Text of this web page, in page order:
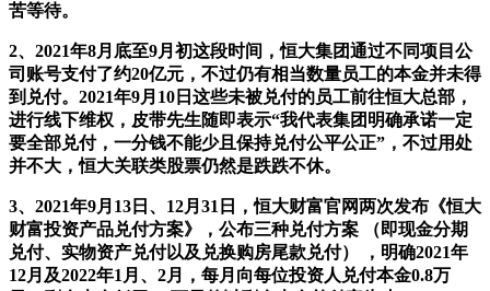
苦等待。
2、2021年8月底至9月初这段时间，恒大集团通过不同项目公
司账号支付了约20亿元，不过仍有相当数量员工的本金并未得
到兑付。2021年9月10日这些未被兑付的员工前往恒大总部，
进行线下维权，皮带先生随即表示“我代表集团明确承诺一定
要全部兑付，一分钱不能少且保持兑付公平公正”，不过用处
并不大，恒大关联类股票仍然是跌跌不休。
3、2021年9月13日、12月31日，恒大财富官网两次发布《恒大
财富投资产品兑付方案》，公布三种兑付方案 （即现金分期
兑付、实物资产兑付以及兑换购房尾款兑付） ，明确2021年
12月及2022年1月、2月，每月向每位投资人兑付本金0.8万